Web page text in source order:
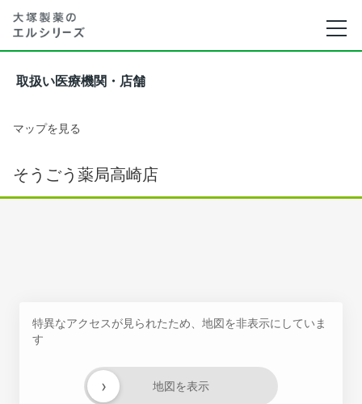
取扱い医療機関・店舗
マップを見る
そうごう薬局高崎店
特異なアクセスが見られたため、地図を非表示にしていま
す
地図を表示
›